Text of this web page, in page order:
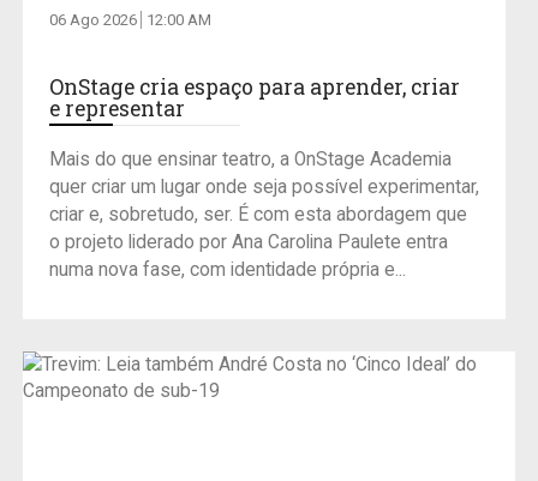
06 Ago 2026 12:00 AM
OnStage cria espaço para aprender, criar
e representar
Mais do que ensinar teatro, a OnStage Academia
quer criar um lugar onde seja possível experimentar,
criar e, sobretudo, ser. É com esta abordagem que
o projeto liderado por Ana Carolina Paulete entra
numa nova fase, com identidade própria e...